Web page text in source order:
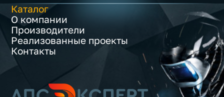
Каталог
О компании
Производители
Реализованные проекты
Контакты